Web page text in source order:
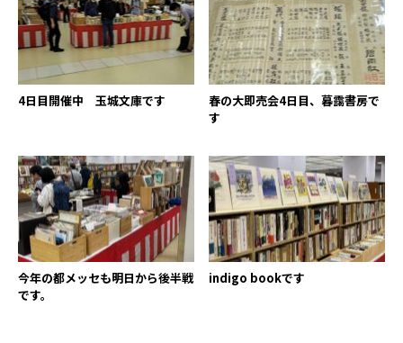
4日目開催中 玉城文庫です
春の大即売会4日目、暮靄書房で
す
今年の都メッセも明日から後半戦
です。
indigo bookです